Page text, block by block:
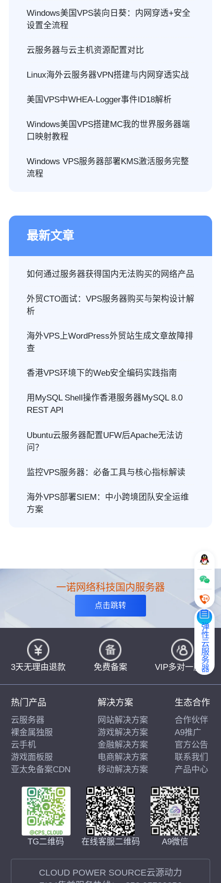
Windows美国VPS装向日葵：内网穿透+安全
设置全流程
云服务器与云主机资源配置对比
Linux海外云服务器VPN搭建与内网穿透实战
美国VPS中WHEA-Logger事件ID18解析
Windows美国VPS搭建MC我的世界服务器端
口映射教程
Windows VPS服务器部署KMS激活服务完整
流程
最新文章
如何通过服务器获得国内无法购买的网络产品
外贸CTO面试：VPS服务器购买与架构设计解
析
海外VPS上WordPress外贸站生成文章故障排
查
香港VPS环境下的Web安全编码实践指南
用MySQL Shell操作香港服务器MySQL 8.0
REST API
Ubuntu云服务器配置UFW后Apache无法访
问？
监控VPS服务器：必备工具与核心指标解读
海外VPS部署SIEM：中小跨境团队安全运维
方案
弹性云服务器
一诺网络科技国内服务器
点击跳转
3天无理由退款 免费备案 VIP多对一服务
TG二维码 在线客服二维码 A9微信
CLOUD POWER SOURCE云源动力
热门产品
云服务器
裸金属独服
云手机
游戏面板服
亚太免备案CDN
解决方案
网站解决方案
游戏解决方案
金融解决方案
电商解决方案
移动解决方案
生态合作
合作伙伴
A9推广
官方公告
联系我们
产品中心